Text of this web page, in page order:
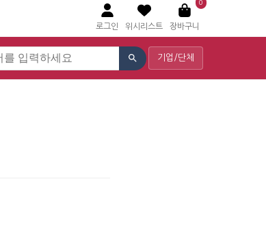
로그인 위시리스트
0
장바구니
기업/단체